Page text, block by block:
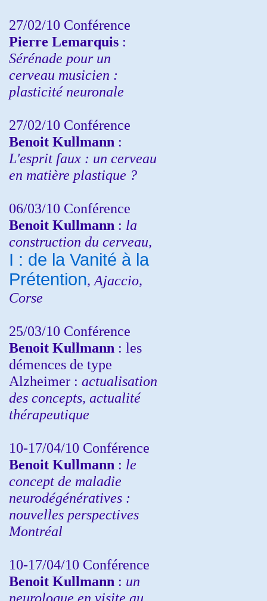
27/02/10 Conférence
Pierre Lemarquis :
Sérénade pour un
cerveau musicien :
plasticité neuronale
27/02/10 Conférence
Benoit Kullmann :
L'esprit faux : un cerveau
en matière plastique ?
06/03/10 Conférence
Benoit Kullmann : la
construction du cerveau,
I : de la Vanité à la
Prétention, Ajaccio,
Corse
25/03/10 Conférence
Benoit Kullmann : les
démences de type
Alzheimer : actualisation
des concepts, actualité
thérapeutique
10-17/04/10 Conférence
Benoit Kullmann : le
concept de maladie
neurodégénératives :
nouvelles perspectives
Montréal
10-17/04/10 Conférence
Benoit Kullmann : un
neurologue en visite au